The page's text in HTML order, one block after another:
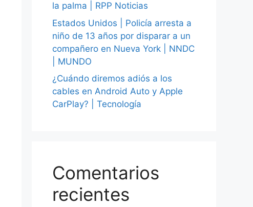
la palma | RPP Noticias
Estados Unidos | Policía arresta a
niño de 13 años por disparar a un
compañero en Nueva York | NNDC
| MUNDO
¿Cuándo diremos adiós a los
cables en Android Auto y Apple
CarPlay? | Tecnología
Comentarios
recientes